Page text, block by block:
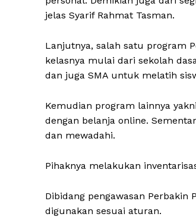
jelas Syarif Rahmat Tasman.
Lanjutnya, salah satu program
kelasnya mulai dari sekolah
dan juga SMA untuk melatih
Kemudian program lainnya
dengan belanja online.
dan mewadahi.
Pihaknya melakukan
Dibidang pengawasan
digunakan sesuai aturan.